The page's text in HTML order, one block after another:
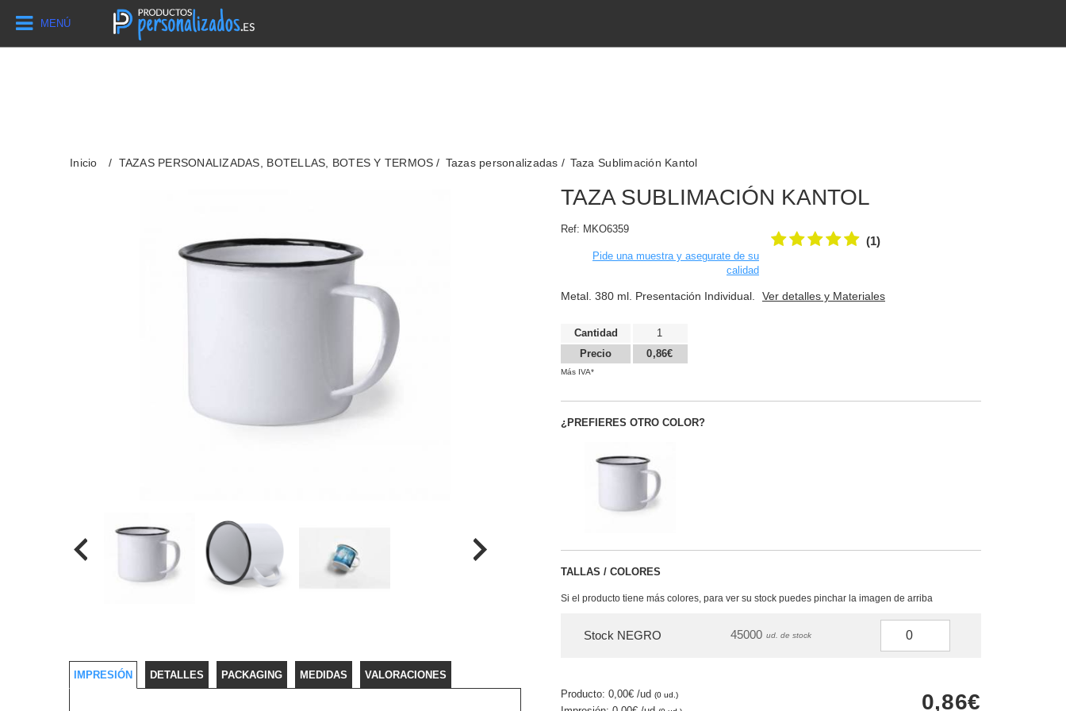
MENÚ
Inicio TAZAS PERSONALIZADAS, BOTELLAS, BOTES Y TERMOS Tazas personalizadas Taza Sublimación Kantol
IMPRESIÓN DETALLES PACKAGING MEDIDAS VALORACIONES
TAZA SUBLIMACIÓN KANTOL
Ref: MKO6359
(1)
Pide una muestra y asegurate de su
calidad
Metal. 380 ml. Presentación Individual. Ver detalles y Materiales
Cantidad
Precio
1
0,86€
Más IVA*
¿PREFIERES OTRO COLOR?
TALLAS / COLORES
Si el producto tiene más colores, para ver su stock puedes pinchar la imagen de arriba
Stock NEGRO 45000 ud. de stock
Producto: 0,00€ /ud (0 ud.) 0,86€